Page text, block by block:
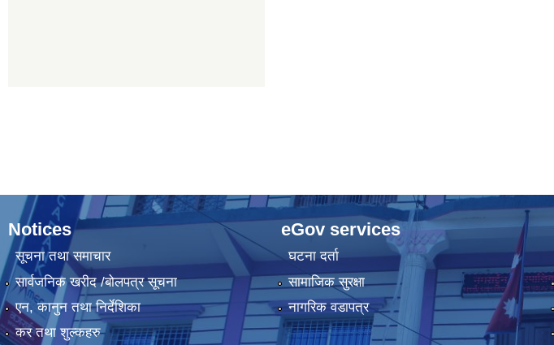
Notices
सूचना तथा समाचार
सार्वजनिक खरीद /बोलपत्र सूचना
एन, कानुन तथा निर्देशिका
कर तथा शुल्कहरु
eGov services
घटना दर्ता
सामाजिक सुरक्षा
नागरिक वडापत्र